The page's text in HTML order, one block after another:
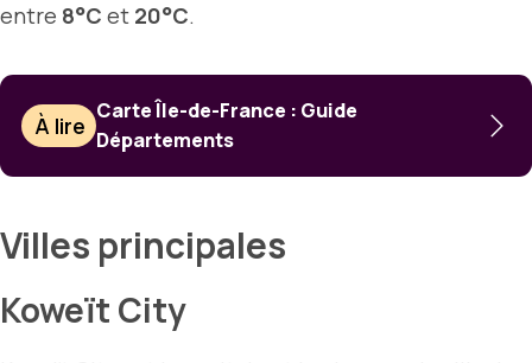
entre 8°C et 20°C.
À lire
Carte Île-de-France : Guide
Départements
Villes principales
Koweït City